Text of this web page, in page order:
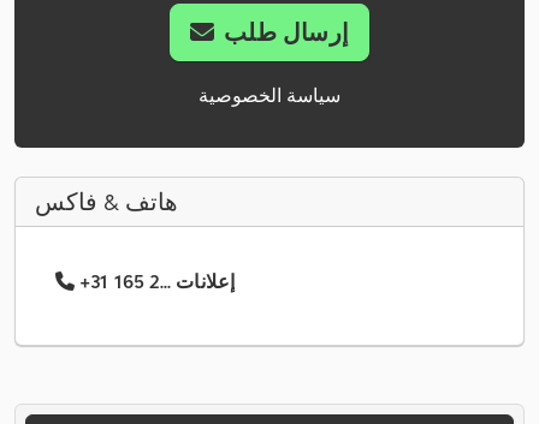
إرسال طلب
سياسة الخصوصية
هاتف & فاكس
+31 165 2... إعلانات